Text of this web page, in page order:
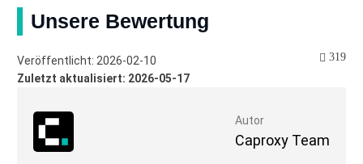
Unsere Bewertung
Autor
Caproxy Team
Veröffentlicht: 2026-02-10
Zuletzt aktualisiert: 2026-05-17
319